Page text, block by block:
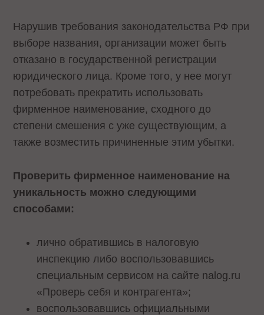
Нарушив требования законодательства РФ при
выборе названия, организации может быть
отказано в государственной регистрации
юридического лица. Кроме того, у нее могут
потребовать прекратить использовать
фирменное наименование, сходного до
степени смешения с уже существующим, а
также возместить причиненные этим убытки.
Проверить фирменное наименование на
уникальность можно следующими
способами:
лично обратившись в налоговую
инспекцию либо воспользовавшись
специальным сервисом на сайте nalog.ru
«Проверь себя и контрагента»;
воспользовавшись официальными